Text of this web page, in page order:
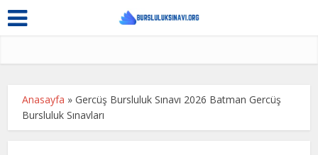
Anasayfa »Gercüş Bursluluk Sınavı 2026 Batman Gercüş
Bursluluk Sınavları